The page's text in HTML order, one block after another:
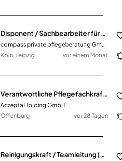
compass private pflegeberatung GmbH
Köln, Leipzig
vor einem Monat
Verantwortliche Pflegefachkraft - Pflegedienstleitung (PDL) (m/w/d)
Aczepta Holding GmbH
Offenburg
vor 28 Tagen
Reinigungskraft / Teamleitung (m/w/d) Vollzeit / Teilzeit